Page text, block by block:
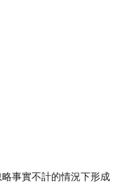
事實不計的情況下形成